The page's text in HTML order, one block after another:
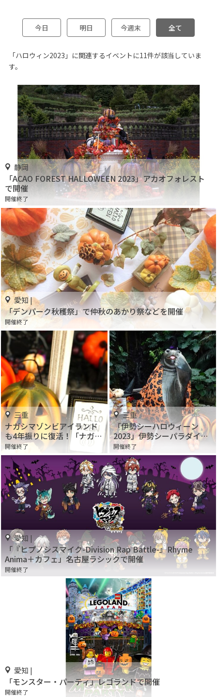
今日 明日 今週末 全て
「ハロウィン2023」に関連するイベントに11件が該当していま
す。
静岡
「ACAO FOREST HALLOWEEN 2023」アカオフォレスト
で開催
開催終了
愛知 |
「デンパーク秋穫祭」で仲秋のあかり祭などを開催
開催終了
三重
ナガシマゾンビアイランド
も4年振りに復活！「ナガシ
マハロウィン2023」開催
開催終了
三重
「伊勢シーハロウィーン
2023」伊勢シーパラダイス
で開催
開催終了
愛知 |
「『ヒプノシスマイク-Division Rap Battle-』Rhyme
Anima＋カフェ」名古屋ラシックで開催
開催終了
愛知 |
「モンスター・パーティ」レゴランドで開催
開催終了